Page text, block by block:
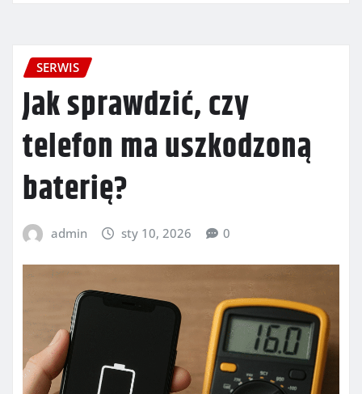
SERWIS
Jak sprawdzić, czy
telefon ma uszkodzoną
baterię?
admin sty 10, 2026 0